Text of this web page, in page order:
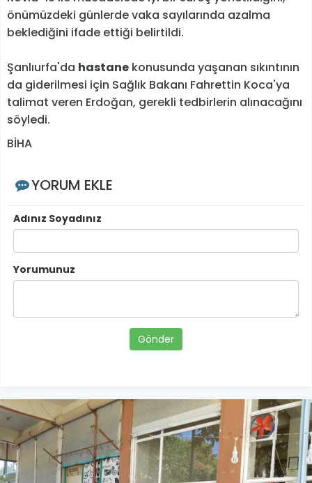
önümüzdeki günlerde vaka sayılarında azalma
beklediğini ifade ettiği belirtildi.
Şanlıurfa'da hastane konusunda yaşanan sıkıntının
da giderilmesi için Sağlık Bakanı Fahrettin Koca'ya
talimat veren Erdoğan, gerekli tedbirlerin alınacağını
söyledi.
BİHA
YORUM EKLE
Adınız Soyadınız
Yorumunuz
Gönder